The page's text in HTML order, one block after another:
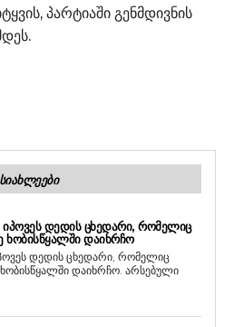
პარტიაში გენმდივნის
ᲡᲘᲐᲮᲚᲔᲔᲑᲘ
ᲘᲞᲝᲕᲔᲡ ᲓᲔᲓᲘᲡ ᲪᲮᲔᲓᲐᲠᲘ, ᲠᲝᲛᲔᲚᲘᲪ
ᲓᲐᲘᲮᲠᲩᲝ
დედის ცხედარი, რომელიც
დაიხრჩო. არსებული